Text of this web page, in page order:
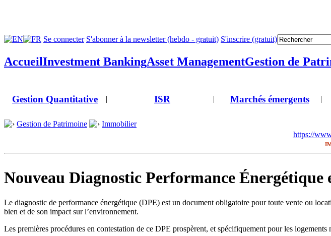
Se connecter S'abonner à la newsletter (hebdo - gratuit) S'inscrire (gratuit)
AccueilInvestment BankingAsset ManagementGestion de
Gestion Quantitative | ISR | Marchés émergents |
Gestion de Patrimoine
Immobilier
https://
Nouveau Diagnostic Performance
Le diagnostic de performance énergétique (DPE) est un document obligatoire pour toute vente ou
bien et de son impact sur l’environnement.
Les premières procédures en contestation de ce DPE prospèrent, et spécifiquement pour les logements